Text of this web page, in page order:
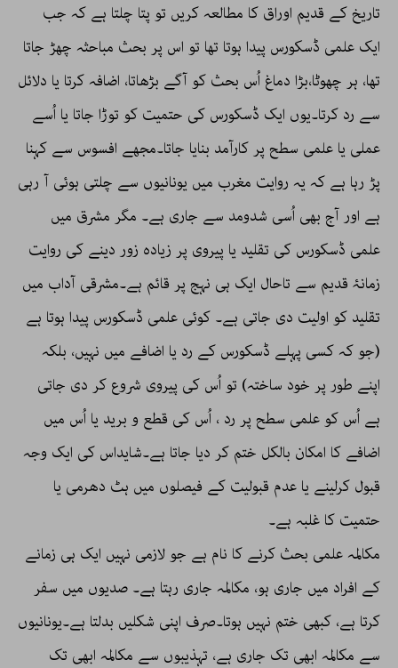
تاریخ کے قدیم اوراق کا مطالعہ کریں تو پتا چلتا ہے کہ جب
ایک علمی ڈسکورس پیدا ہوتا تھا تو اس پر بحث مباحثہ چھڑ جاتا
تھا، ہر چھوٹا،بڑا دماغ اُس بحث کو آگے بڑھاتا، اضافہ کرتا یا دلائل
سے رد کرتا۔یوں ایک ڈسکورس کی حتمیت کو توڑا جاتا یا اُسے
عملی یا علمی سطح پر کارآمد بنایا جاتا۔مجھے افسوس سے کہنا
پڑ رہا ہے کہ یہ روایت مغرب میں یونانیوں سے چلتی ہوئی آ رہی
ہے اور آج بھی اُسی شدومد سے جاری ہے۔ مگر مشرق میں
علمی ڈسکورس کی تقلید یا پیروی پر زیادہ زور دینے کی روایت
زمانۂ قدیم سے تاحال ایک ہی نہج پر قائم ہے۔مشرقی آداب میں
تقلید کو اولیت دی جاتی ہے۔ کوئی علمی ڈسکورس پیدا ہوتا ہے
(جو کہ کسی پہلے ڈسکورس کے رد یا اضافے میں نہیں، بلکہ
اپنے طور پر خود ساختہ) تو اُس کی پیروی شروع کر دی جاتی
ہے اُس کو علمی سطح پر رد ، اُس کی قطع و برید یا اُس میں
اضافے کا امکان بالکل ختم کر دیا جاتا ہے۔شایداس کی ایک وجہ
قبول کرلینے یا عدم قبولیت کے فیصلوں میں ہٹ دھرمی یا
حتمیت کا غلبہ ہے۔
مکالمہ علمی بحث کرنے کا نام ہے جو لازمی نہیں ایک ہی زمانے
کے افراد میں جاری ہو، مکالمہ جاری رہتا ہے۔ صدیوں میں سفر
کرتا ہے، کبھی ختم نہیں ہوتا۔صرف اپنی شکلیں بدلتا ہے۔یونانیوں
سے مکالمہ ابھی تک جاری ہے، تہذیبوں سے مکالمہ ابھی تک